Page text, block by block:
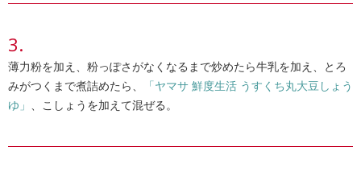
薄力粉を加え、粉っぽさがなくなるまで炒めたら牛乳を加え、とろ
みがつくまで煮詰めたら、
「ヤマサ 鮮度生活 うすくち丸大豆しょう
ゆ」 、こしょうを加えて混ぜる。